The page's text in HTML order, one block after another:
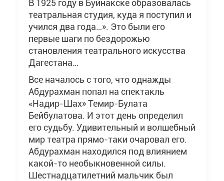
В 1925 году в Буйнакске образовалась
театральная студия, куда я поступил и
учился два года…». Это были его
первые шаги по бездорожью
становления театрального искусства
Дагестана…
Все началось с того, что однажды
Абдурахман попал на спектакль
«Надир-Шах» Темир-Булата
Бейбулатова. И этот день определил
его судьбу. Удивительный и волшебный
мир театра прямо-таки очаровал его.
Абдурахман находился под влиянием
какой-то необыкновенной силы.
Шестнадцатилетний мальчик был